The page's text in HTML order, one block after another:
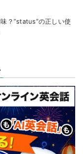
？”status”の正しい使